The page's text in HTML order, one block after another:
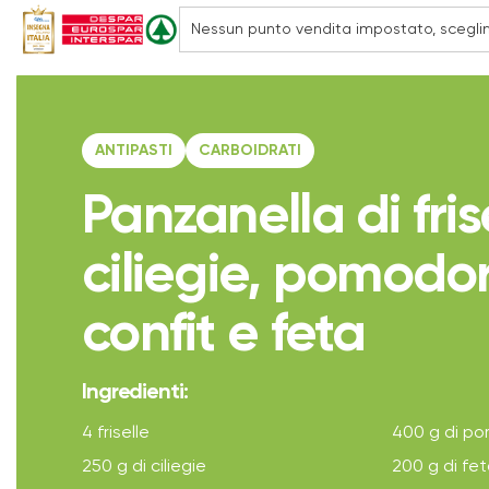
ANTIPASTI CARBOIDRATI
Panzanella di
ciliegie,
confit e feta
Ingredienti:
4 friselle
400 g di
250 g di ciliegie
200 g di